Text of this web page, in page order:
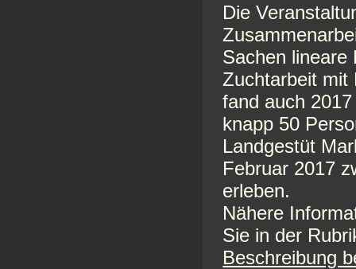
Die
Sachen lineare
Zuchtarbeit mit
fand auch
knapp 50
Landgestüt
Februar 2017
erleben.
Nähere
Sie in der
Beschreibung